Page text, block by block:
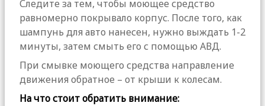
Следите за тем, чтобы моющее средство
равномерно покрывало корпус. После того, как
шампунь для авто нанесен, нужно выждать 1-2
минуты, затем смыть его с помощью АВД.
При смывке моющего средства направление
движения обратное – от крыши к колесам.
На что стоит обратить внимание: